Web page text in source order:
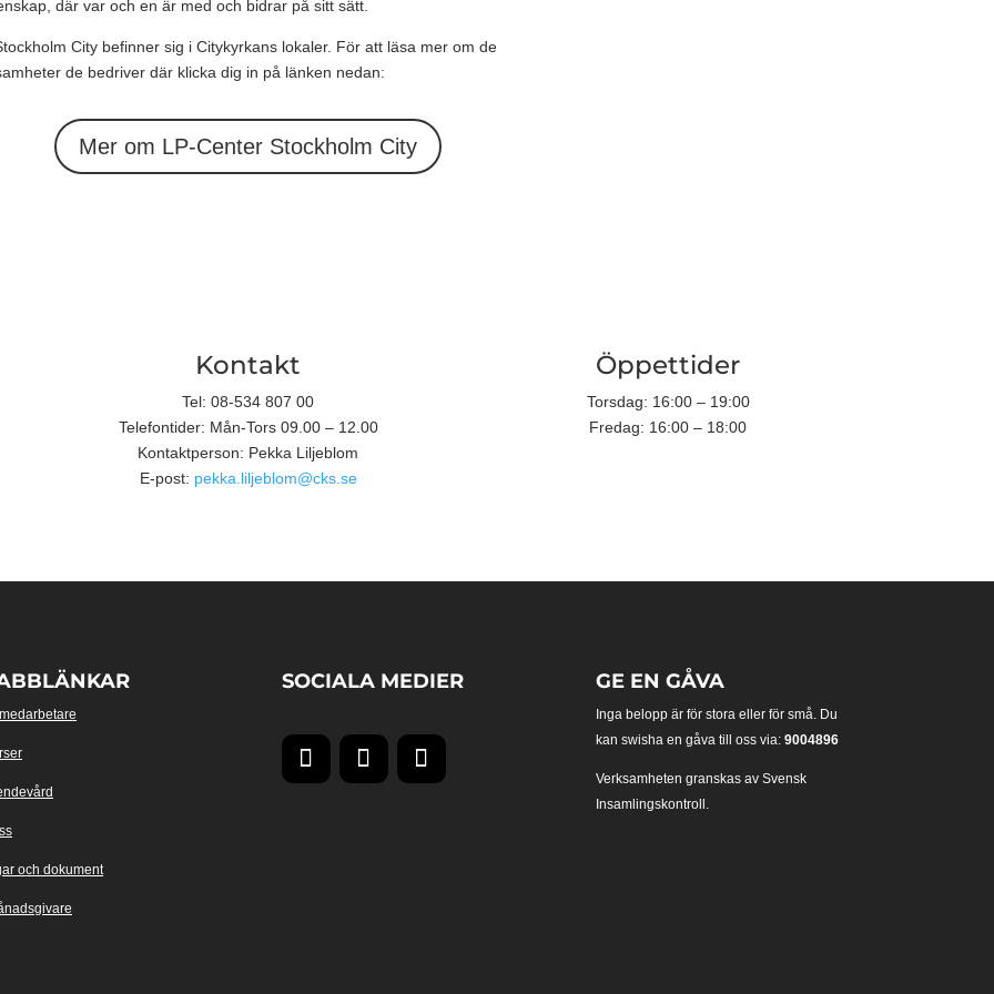
där var och en är med och bidrar på sitt sätt.
City befinner sig i Citykyrkans lokaler. För att läsa mer om de
de bedriver där klicka dig in på länken nedan:
Mer om LP-Center Stockholm City
Kontakt
Tel: 08-534 807 00
Telefontider: Mån-Tors 09.00 – 12.00
Kontaktperson: Pekka Liljeblom
E-post: pekka.liljeblom@cks.se
Öppettider
Torsdag: 16:00 – 19:00
Fredag: 16:00 – 18:00
och dokument
SOCIALA MEDIER GE EN GÅVA
Inga belopp är för stora eller för små. Du
kan swisha en gåva till oss via: 9004896
Verksamheten granskas av Svensk
Insamlingskontroll.